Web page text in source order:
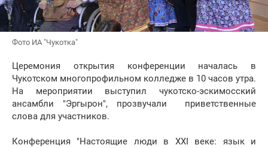
Фото ИА "Чукотка"
Церемония открытия конференции началась в
Чукотском многопрофильном колледже в 10 часов утра.
На мероприятии выступил чукотско-эскимосский
ансамбли "Эргырон", прозвучали приветственные
слова для участников.
Конференция "Настоящие люди в XXI веке: язык и